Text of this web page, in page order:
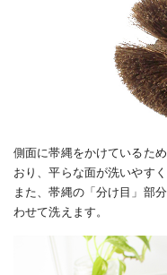
側面に帯縄をかけているた
おり、平らな面が洗いやすく
また、帯縄の「分け目」部
わせて洗えます。